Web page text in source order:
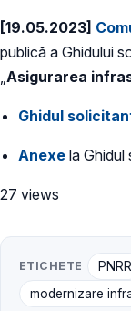
[19.05.2023]
publică a Ghidului
Asigurarea
Ghidul
Anexe la Ghidul
27 views
ETICHETE PNRR
modernizare